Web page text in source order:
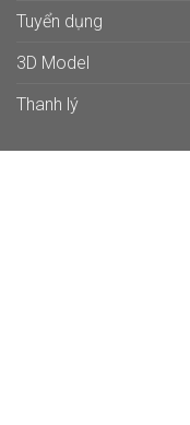
Tuyển dụng
3D Model
Thanh lý